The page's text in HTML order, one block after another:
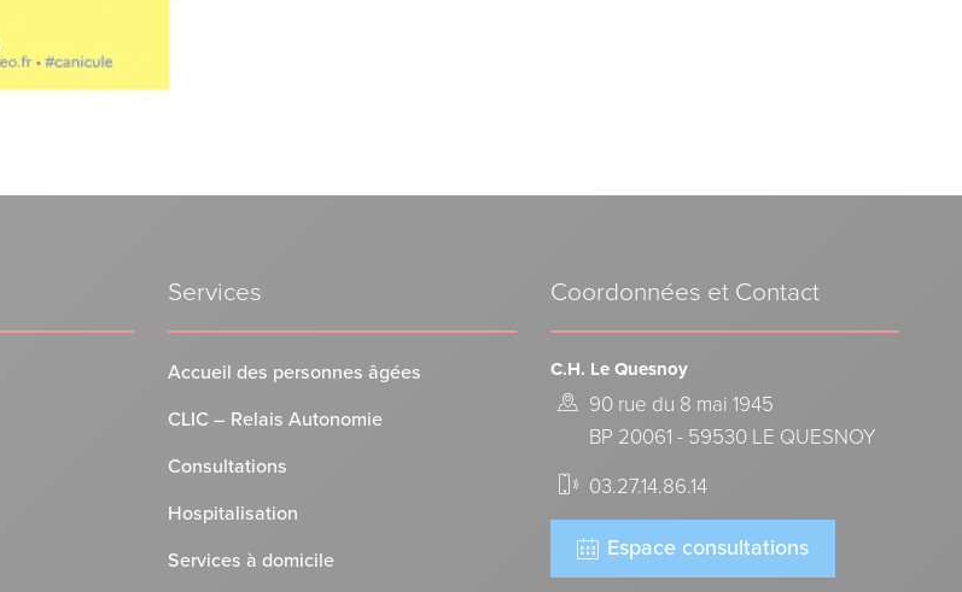
Services
Accueil des personnes âgées
CLIC – Relais Autonomie
Consultations
Hospitalisation
Services à domicile
Coordonnées et Contact
C.H. Le Quesnoy
90 rue du 8 mai 1945
BP 20061 - 59530 LE QUESNOY
03.27.14.86.14
Espace consultations